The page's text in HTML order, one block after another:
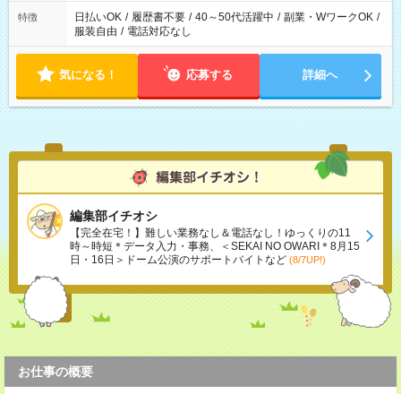
特徴 日払いOK / 履歴書不要 / 40～50代活躍中 / 副業・WワークOK /
服装自由 / 電話対応なし
気になる！ 応募する 詳細へ
編集部イチオシ
【完全在宅！】難しい業務なし＆電話なし！ゆっくりの11
時～時短＊データ入力・事務、＜SEKAI NO OWARI＊8月15
日・16日＞ドーム公演のサポートバイトなど (8/7UP!)
お仕事の概要